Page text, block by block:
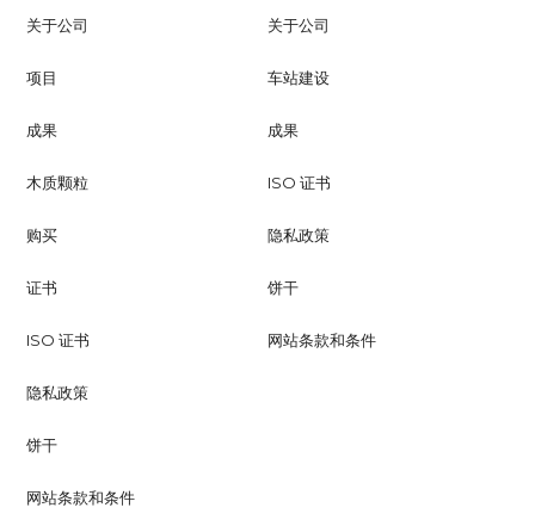
关于公司
项目
成果
木质颗粒
购买
证书
ISO 证书
隐私政策
饼干
网站条款和条件
关于公司
车站建设
成果
ISO 证书
隐私政策
饼干
网站条款和条件